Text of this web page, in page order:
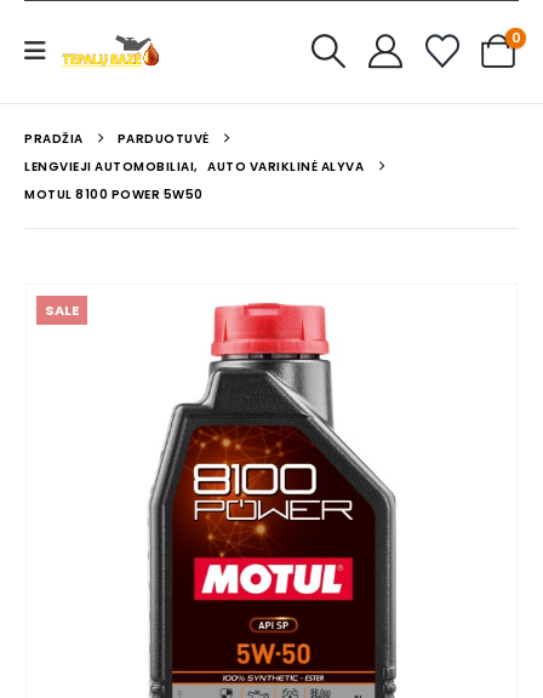
0
PRADŽIA
PARDUOTUVĖ
LENGVIEJI AUTOMOBILIAI, AUTO VARIKLINĖ ALYVA
MOTUL 8100 POWER 5W50
SALE